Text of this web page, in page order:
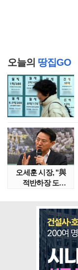
오늘의 땅집GO
오세훈 시장, "與
적반하장 도